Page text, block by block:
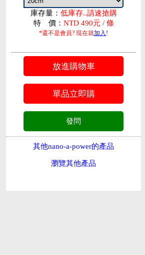
庫存量： 低庫存..請速搶購
特 價： NTD 490元 / 條
*還不是會員? 現在就加入 !
其他nano-a-power的產品
瀏覽其他產品